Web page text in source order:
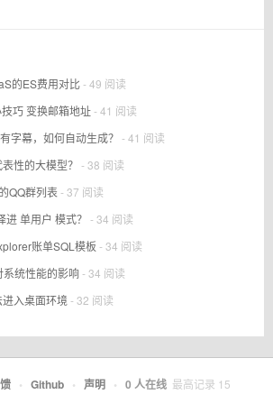
的ES费用对比- 49 阅读
巧 变换邮箱地址- 41 阅读
字幕，如何自动生成？ - 41 阅读
性的大模型？ - 38 阅读
QQ群列表 - 37 阅读
单用户 模式？ - 34 阅读
账单SQL模板 - 34 阅读
统性能的影响- 34 阅读
入桌面环境 - 32 阅读
• Github • 声明 • 0 人在线 最高记录 15